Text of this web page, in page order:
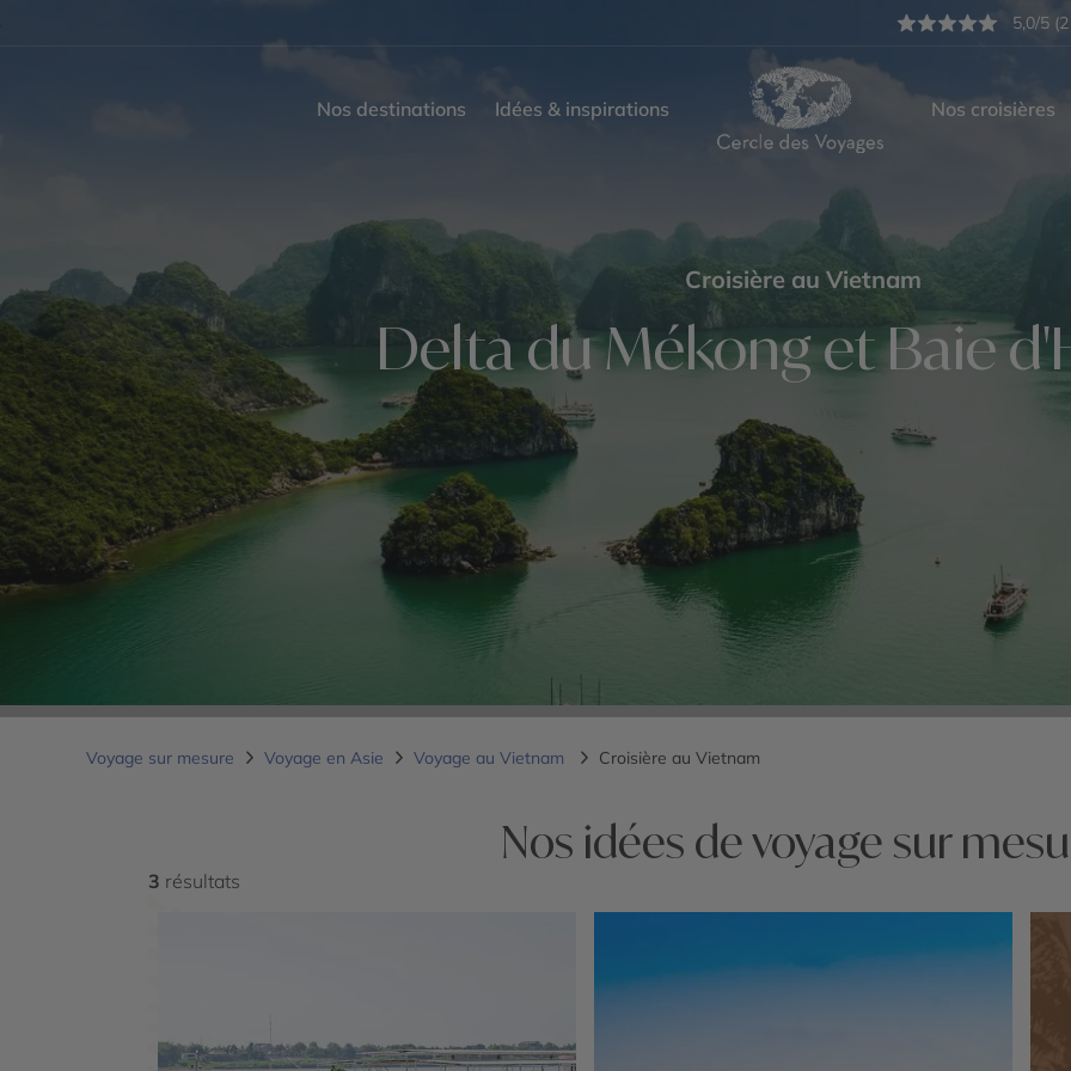
5,0/5
Nos destinations Idées & inspirations Nos croisières
Croisière au Vietnam
Delta du Mékong et Baie
Voyage sur mesure Voyage en Asie Voyage au Vietnam Croisière au Vietnam
Nos idées de voyage sur
3 résultats